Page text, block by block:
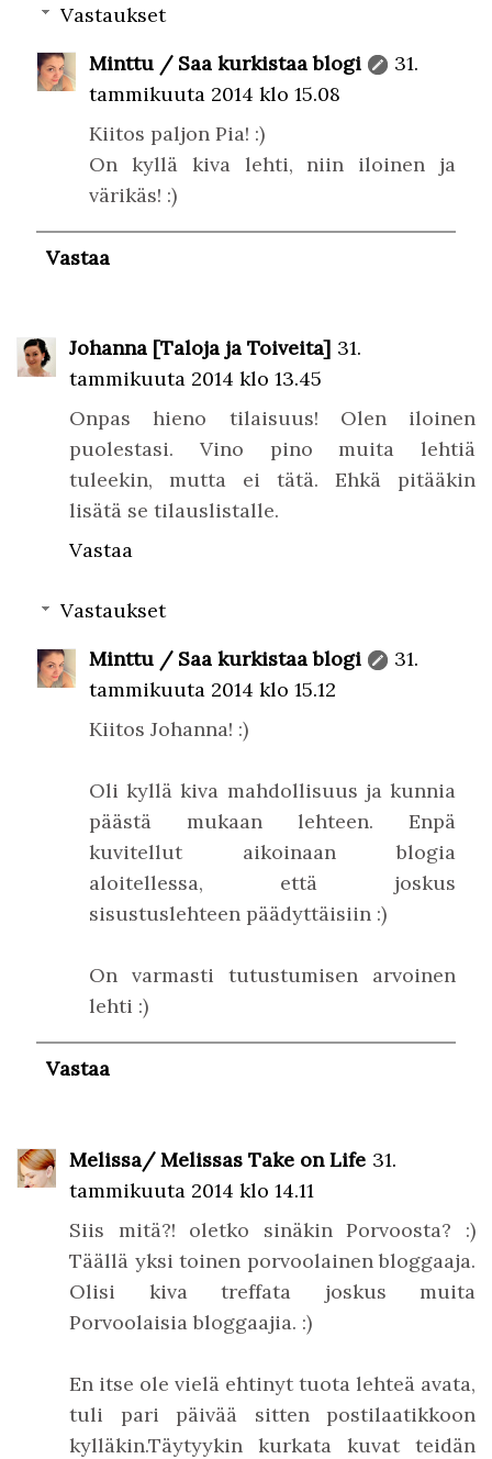
Vastaukset
Minttu / Saa kurkistaa blogi
31.
tammikuuta 2014 klo 15.08
Kiitos paljon Pia! :)
On kyllä kiva lehti, niin iloinen ja
värikäs! :)
Vastaa
Johanna [Taloja ja Toiveita] 31.
tammikuuta 2014 klo 13.45
Onpas hieno tilaisuus! Olen iloinen
puolestasi. Vino pino muita lehtiä
tuleekin, mutta ei tätä. Ehkä pitääkin
lisätä se tilauslistalle.
Vastaa
Vastaukset
Minttu / Saa kurkistaa blogi
31.
tammikuuta 2014 klo 15.12
Kiitos Johanna! :)
Oli kyllä kiva mahdollisuus ja kunnia
päästä mukaan lehteen. Enpä
kuvitellut aikoinaan blogia
aloitellessa, että joskus
sisustuslehteen päädyttäisiin :)
On varmasti tutustumisen arvoinen
lehti :)
Vastaa
Melissa/ Melissas Take on Life 31.
tammikuuta 2014 klo 14.11
Siis mitä?! oletko sinäkin Porvoosta? :)
Täällä yksi toinen porvoolainen bloggaaja.
Olisi kiva treffata joskus muita
Porvoolaisia bloggaajia. :)
En itse ole vielä ehtinyt tuota lehteä avata,
tuli pari päivää sitten postilaatikkoon
kylläkin.Täytyykin kurkata kuvat teidän